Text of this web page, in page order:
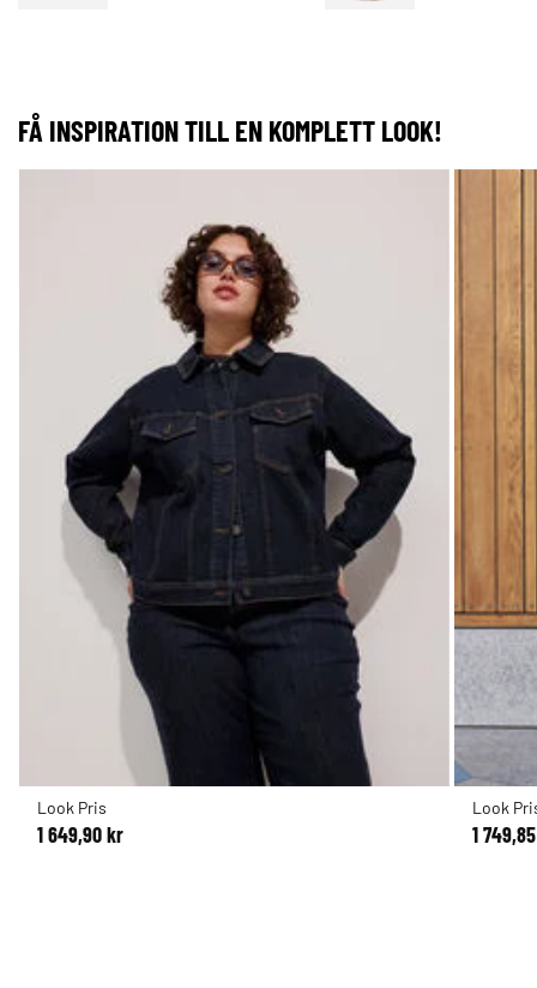
FÅ INSPIRATION TILL EN KOMPLETT LOOK!
Look Pris
1 649,90 kr
Look
1